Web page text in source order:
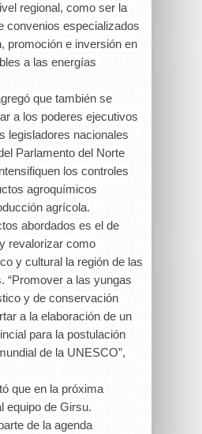
regional, como ser la
convenios especializados
promoción e inversión en
a las energías
que también se
a los poderes ejecutivos
legisladores nacionales
Parlamento del Norte
los controles
agroquímicos
agrícola.
abordados es el de
revalorizar como
y cultural la región de las
“Promover a las yungas
y de conservación
a la elaboración de un
para la postulación
de la UNESCO”,
que en la próxima
equipo de Girsu.
de la agenda